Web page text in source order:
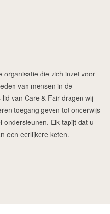
organisatie die zich inzet voor
van mensen in de
van Care & Fair dragen wij
toegang geven tot onderwijs
ondersteunen. Elk tapijt dat u
een eerlijkere keten.